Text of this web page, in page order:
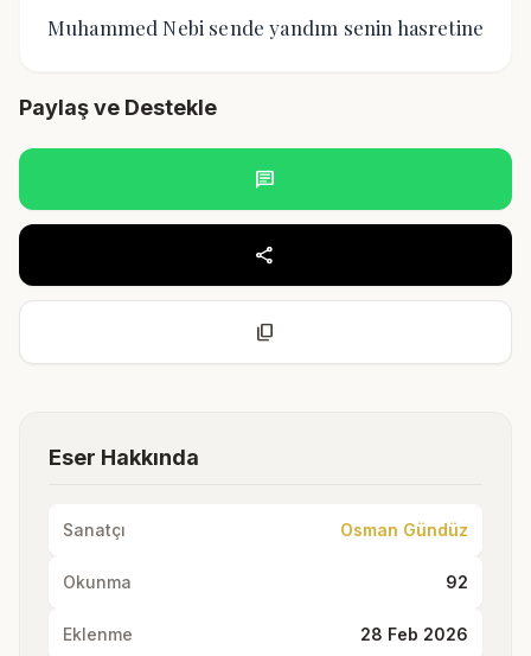
Muhammed Nebi sende yandım senin hasretine
Paylaş ve Destekle
chat
share
content_copy
Eser Hakkında
Sanatçı Osman Gündüz
Okunma 92
Eklenme 28 Feb 2026